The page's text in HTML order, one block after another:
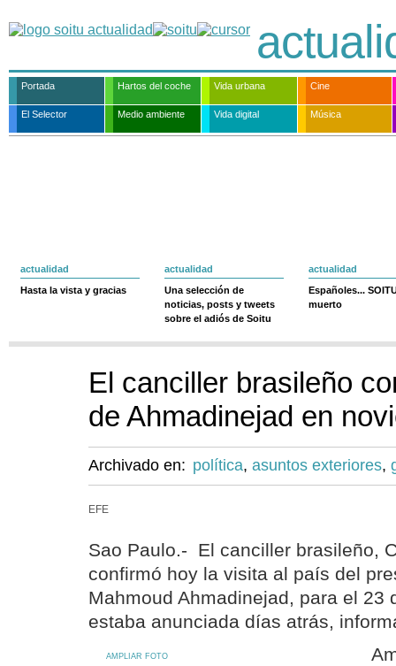
Portada Hartos del coche Vida urbana Cine
El Selector Medio ambiente Vida digital Música
actualidad
Hasta la vista y gracias
actualidad
Una selección de
noticias, posts y tweets
sobre el adiós de Soitu
actualidad
Españoles...
muerto
El canciller brasileño
de Ahmadinejad en
Archivado en: política, asuntos exteriores,
EFE
Sao Paulo.- El canciller brasileño,
confirmó hoy la visita al país del
Mahmoud Ahmadinejad, para el 23
estaba anunciada días atrás,
AMPLIAR FOTO